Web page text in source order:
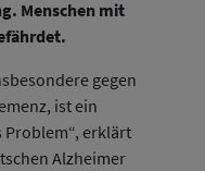
Menschen mit
gegen
ist ein
erklärt
Alzheimer